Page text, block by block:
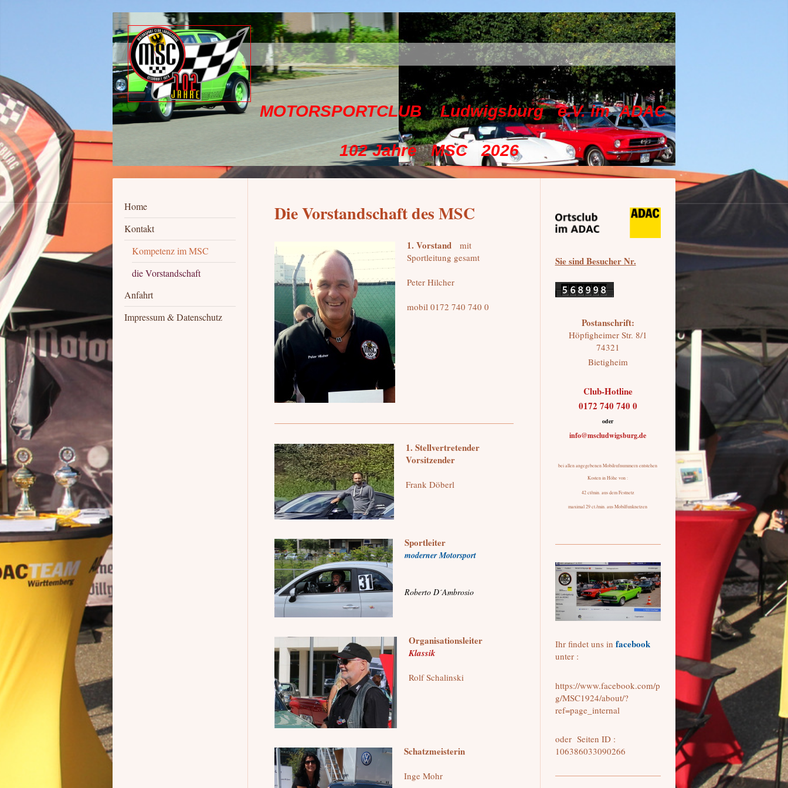
MOTORSPORTCLUB Ludwigsburg e.V. im ADAC
102 Jahre MSC 2026
Home
Kontakt
Kompetenz im MSC
die Vorstandschaft
Anfahrt
Impressum & Datenschutz
Die Vorstandschaft des MSC
1. Vorstand mit
Sportleitung gesamt
Peter Hilcher
mobil 0172 740 740 0
1. Stellvertretender
Vorsitzender
Frank Döberl
Sportleiter
moderner Motorsport
Roberto D´Ambrosio
Organisationsleiter
Klassik
Rolf Schalinski
Schatzmeisterin
Inge Mohr
Sie sind Besucher Nr.
Postanschrift:
Höpfigheimer Str. 8/1
74321
Bietigheim
Club-Hotline
0172 740 740 0
oder
info@mscludwigsburg.de
bei allen angegebenen Mobilrufnummern entstehen
Kosten in Höhe von :
42 ct/min. aus dem Festnetz
maximal 29 ct./min. aus Mobilfunknetzen
Ihr findet uns in facebook
unter :
https://www.facebook.com/p
g/MSC1924/about/?
ref=page_internal
oder Seiten ID :
106386033090266